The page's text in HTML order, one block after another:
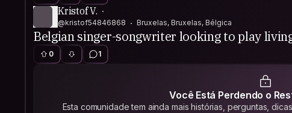
Kristof V.
@kristof54846868 Bruxelas, Bruxelas, Bélgica
Belgian singer-songwriter looking to play
0 1
Você Está Perdendo o
Esta comunidade tem ainda mais histórias, perguntas,